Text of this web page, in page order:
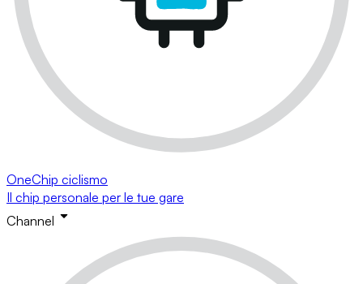
OneChip ciclismo
Il chip personale per le tue gare
Channel